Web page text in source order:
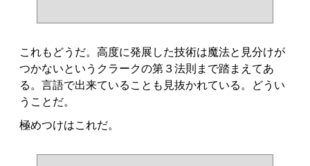
これもどうだ。高度に発展した技術は魔法と見分けが
つかないというクラークの第３法則まで踏まえてあ
る。言語で出来ていることも見抜かれている。どうい
うことだ。
極めつけはこれだ。